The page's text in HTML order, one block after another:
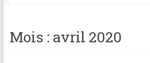
Mois : avril 2020